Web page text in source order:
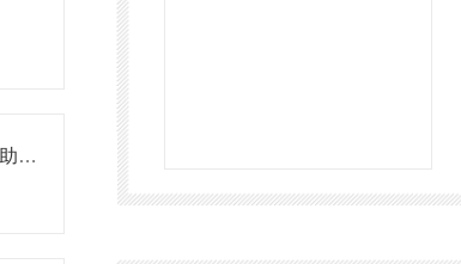
地磅智能称重系统​摄像头有助于车辆作假